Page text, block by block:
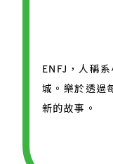
ENFJ，人稱
城。樂於透過
新的故事。